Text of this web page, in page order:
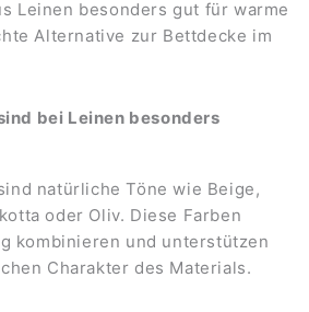
Leinen besonders gut für warme
Alternative zur Bettdecke im
bei Leinen besonders
natürliche Töne wie Beige,
oder Oliv. Diese Farben
kombinieren und unterstützen
Charakter des Materials.